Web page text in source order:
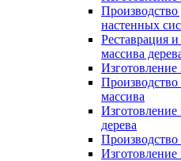
настенных
Реставрация
массива
Изготовление
массива
дерева
Производство
Изготовление